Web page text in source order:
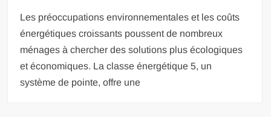
Les préoccupations environnementales et les coûts
énergétiques croissants poussent de nombreux
ménages à chercher des solutions plus écologiques
et économiques. La classe énergétique 5, un
système de pointe, offre une